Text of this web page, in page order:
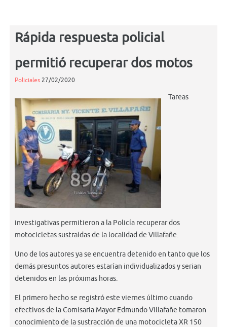
Rápida respuesta policial
permitió recuperar dos motos
Policiales27/02/2020
Tareas
investigativas permitieron a la Policía recuperar dos
motocicletas sustraídas de la localidad de Villafañe.
Uno de los autores ya se encuentra detenido en tanto que los
demás presuntos autores estarían individualizados y serian
detenidos en las próximas horas.
El primero hecho se registró este viernes último cuando
efectivos de la Comisaria Mayor Edmundo Villafañe tomaron
conocimiento de la sustracción de una motocicleta XR 150